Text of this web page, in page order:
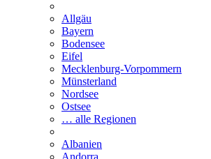
Allgäu
Bayern
Bodensee
Eifel
Mecklenburg-Vorpommern
Münsterland
Nordsee
Ostsee
… alle Regionen
Albanien
Andorra